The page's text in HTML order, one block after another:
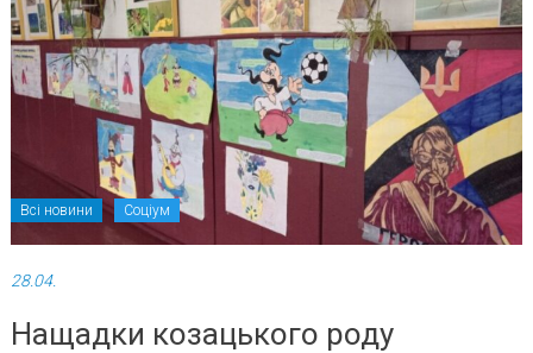
Всі новини Соціум
28.04.
Нащадки козацького роду